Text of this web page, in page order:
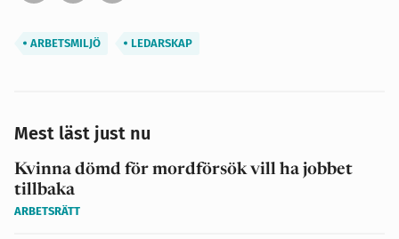
ARBETSMILJÖ LEDARSKAP
Mest läst just nu
Kvinna dömd för mordförsök vill ha jobbet
tillbaka
ARBETSRÄTT